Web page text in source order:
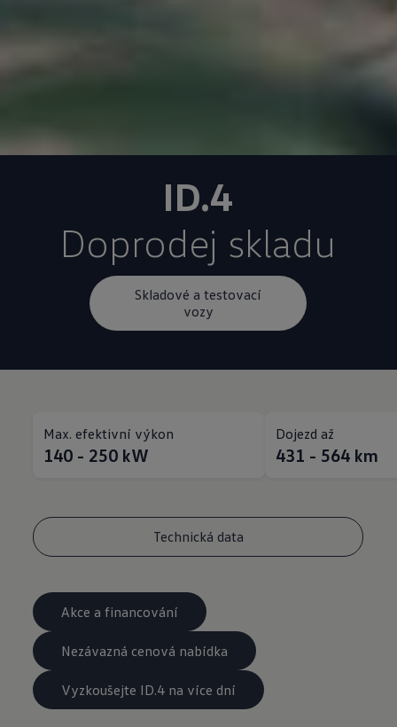
Doprodej skladu
Skladové a testovací
vozy
Max. efektivní výkon
140 - 250 kW
Dojezd až
431 - 564 km
Technická data
Akce a financování
Nezávazná cenová nabídka
Vyzkoušejte ID.4 na více dní